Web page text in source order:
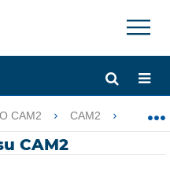
×
globale
CAM2 CAM2
CAM2